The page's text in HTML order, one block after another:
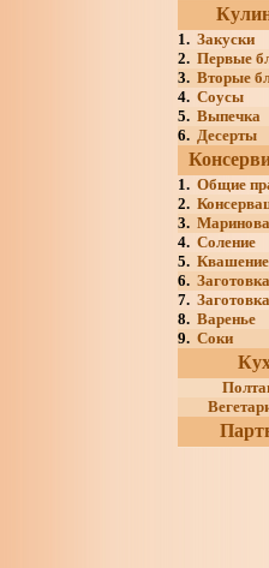
1. Закуски
2. Первые
3. Вторые
4. Соусы
5. Выпечка
6. Десерты
1. Общие
2.
3.
4. Соление
5. Квашение
6.
7.
8. Варенье
9. Соки